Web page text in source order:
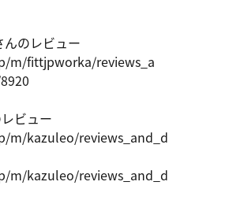
のレビュー
m/fittjpworka/reviews_a
20
ビュー
m/kazuleo/reviews_and_d
m/kazuleo/reviews_and_d